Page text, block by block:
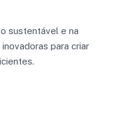
sustentável e na
para criar